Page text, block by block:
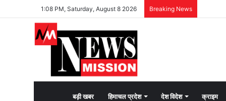
1:08 PM, Saturday, August 8 2026 Breaking News
बड़ी खबर हिमाचल प्रदेश देश विदेश क्राइम